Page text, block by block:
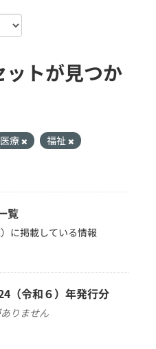
トが見つか
医療
福祉
覧
に掲載している情報
（令和６）年発行分
りません